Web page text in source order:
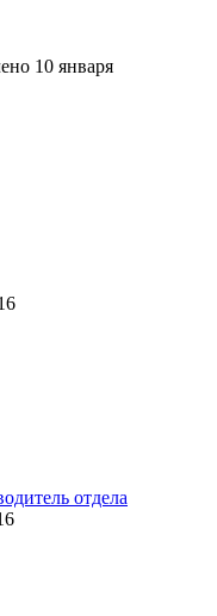
10 января
отдела